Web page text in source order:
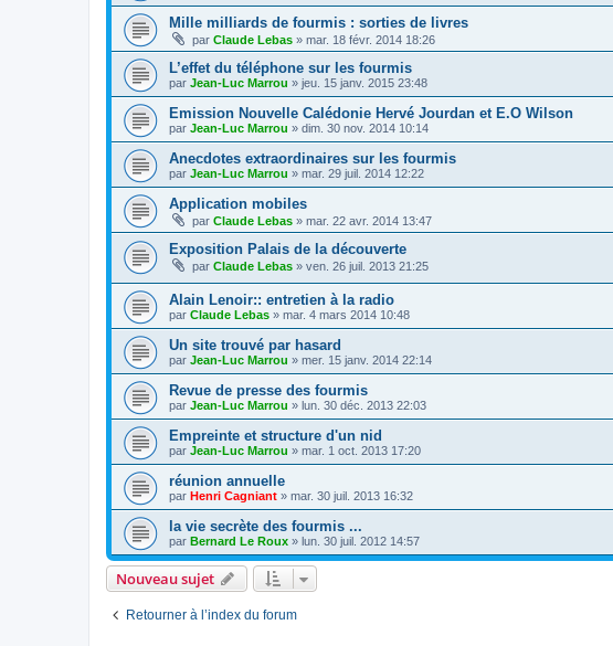
Mille milliards de fourmis : sorties de livres
par Claude Lebas » mar. 18 févr. 2014 18:26
L’effet du téléphone sur les fourmis
par Jean-Luc Marrou » jeu. 15 janv. 2015 23:48
Emission Nouvelle Calédonie Hervé Jourdan et E.O Wilson
par Jean-Luc Marrou » dim. 30 nov. 2014 10:14
Anecdotes extraordinaires sur les fourmis
par Jean-Luc Marrou » mar. 29 juil. 2014 12:22
Application mobiles
par Claude Lebas » mar. 22 avr. 2014 13:47
Exposition Palais de la découverte
par Claude Lebas » ven. 26 juil. 2013 21:25
Alain Lenoir:: entretien à la radio
par Claude Lebas » mar. 4 mars 2014 10:48
Un site trouvé par hasard
par Jean-Luc Marrou » mer. 15 janv. 2014 22:14
Revue de presse des fourmis
par Jean-Luc Marrou » lun. 30 déc. 2013 22:03
Empreinte et structure d'un nid
par Jean-Luc Marrou » mar. 1 oct. 2013 17:20
réunion annuelle
par Henri Cagniant » mar. 30 juil. 2013 16:32
la vie secrète des fourmis ...
par Bernard Le Roux » lun. 30 juil. 2012 14:57
Nouveau sujet
Retourner à l’index du forum